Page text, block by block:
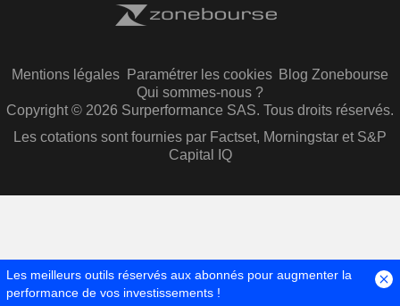
Mentions légales Paramétrer les cookies Blog Zonebourse
Qui sommes-nous ?
Copyright © 2026 Surperformance SAS. Tous droits réservés.
Les cotations sont fournies par Factset, Morningstar et S&P
Capital IQ
Les meilleurs outils réservés aux abonnés pour augmenter la
performance de vos investissements !